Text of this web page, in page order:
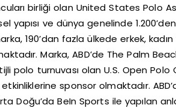
birliği olan United States Polo
yapısı ve dünya genelinde
190’dan fazla ülkede erkek,
Marka, ABD’de The Palm
polo turnuvası olan U.S. Open
sponsor olmaktadır.
Doğu’da BeIn Sports ile yapılan